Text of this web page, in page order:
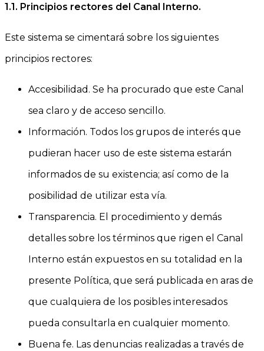
1.1. Principios rectores del Canal Interno.
Este sistema se cimentará sobre los siguientes
principios rectores:
Accesibilidad. Se ha procurado que este Canal
sea claro y de acceso sencillo.
Información. Todos los grupos de interés que
pudieran hacer uso de este sistema estarán
informados de su existencia; así como de la
posibilidad de utilizar esta vía.
Transparencia. El procedimiento y demás
detalles sobre los términos que rigen el Canal
Interno están expuestos en su totalidad en la
presente Política, que será publicada en aras de
que cualquiera de los posibles interesados
pueda consultarla en cualquier momento.
Buena fe. Las denuncias realizadas a través de